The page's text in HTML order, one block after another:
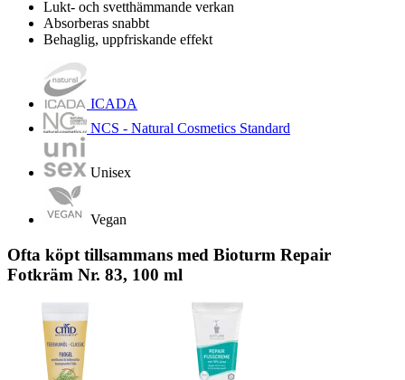
Lukt- och svetthämmande verkan
Absorberas snabbt
Behaglig, uppfriskande effekt
ICADA
NCS - Natural Cosmetics Standard
Unisex
Vegan
Ofta köpt tillsammans med Bioturm Repair
Fotkräm Nr. 83, 100 ml